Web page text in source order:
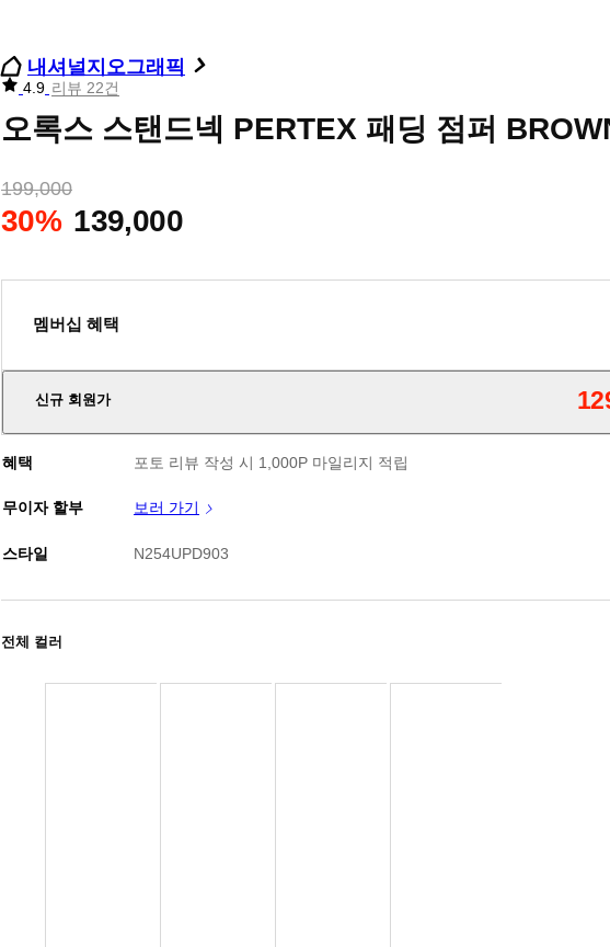
내셔널지오그래픽
리
별
점
4.9 리뷰 22건
오록스 스탠드넥 PERTEX 패딩 점퍼
199,000
30% 139,000
멤버십 혜택
신규 회원가
판매가
혜택 포토 리뷰 작성 시 1,000P 마일리지 적립
무이자 할부 보러 가기
스타일 N254UPD903
전체 컬러